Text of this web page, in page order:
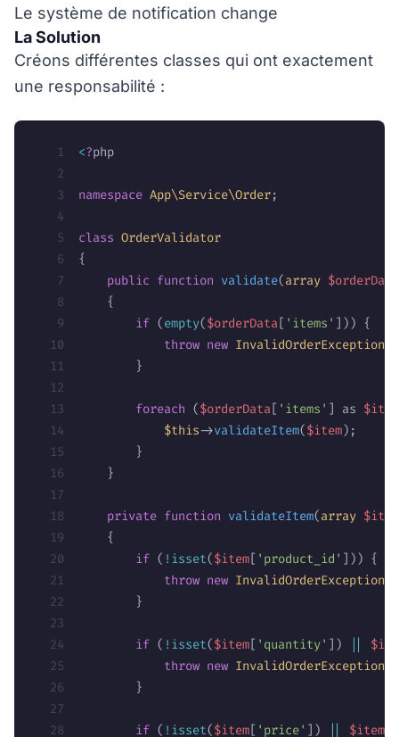
Le système de notification change
La Solution
Créons différentes classes qui ont exactement
une responsabilité :
<?php
namespace App\Service\Order;
class OrderValidator
{
    public
function validate(array $orderData
    {
        if
(empty($orderData[ 'items' ])) {
            throw
new InvalidOrderException
        }
        foreach
($orderData[ 'items' ] as $item
            $this
->validateItem($item);
        }
    }
    private
function validateItem(array $item
    {
        if
( !isset($item[ 'product_id' ])) {
            throw
new InvalidOrderException
        }
        if
( !isset($item[ 'quantity' ])
            throw
new InvalidOrderException
        }
        if
( !isset($item[ 'price' ]) $item